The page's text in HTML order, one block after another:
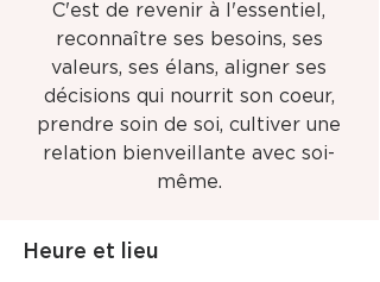
C'est de revenir à l'essentiel,
reconnaître ses besoins, ses
valeurs, ses élans, aligner ses
décisions qui nourrit son coeur,
prendre soin de soi, cultiver une
relation bienveillante avec soi-
même.
Heure et lieu